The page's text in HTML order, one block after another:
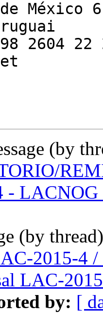
México
2604 22
(by
LACNOG
(by
2015-4
LAC-
by: [